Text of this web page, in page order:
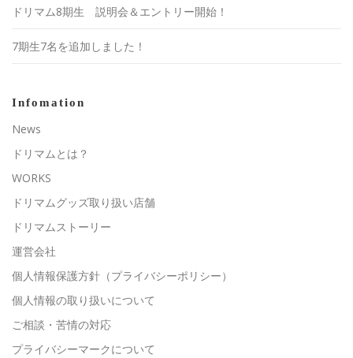
ドリマム8期生 説明会＆エントリー開始！
7期生7名を追加しました！
Infomation
News
ドリマムとは？
WORKS
ドリマムグッズ取り扱い店舗
ドリマムストーリー
運営会社
個人情報保護方針（プライバシーポリシー）
個人情報の取り扱いについて
ご相談・苦情の対応
プライバシーマークについて